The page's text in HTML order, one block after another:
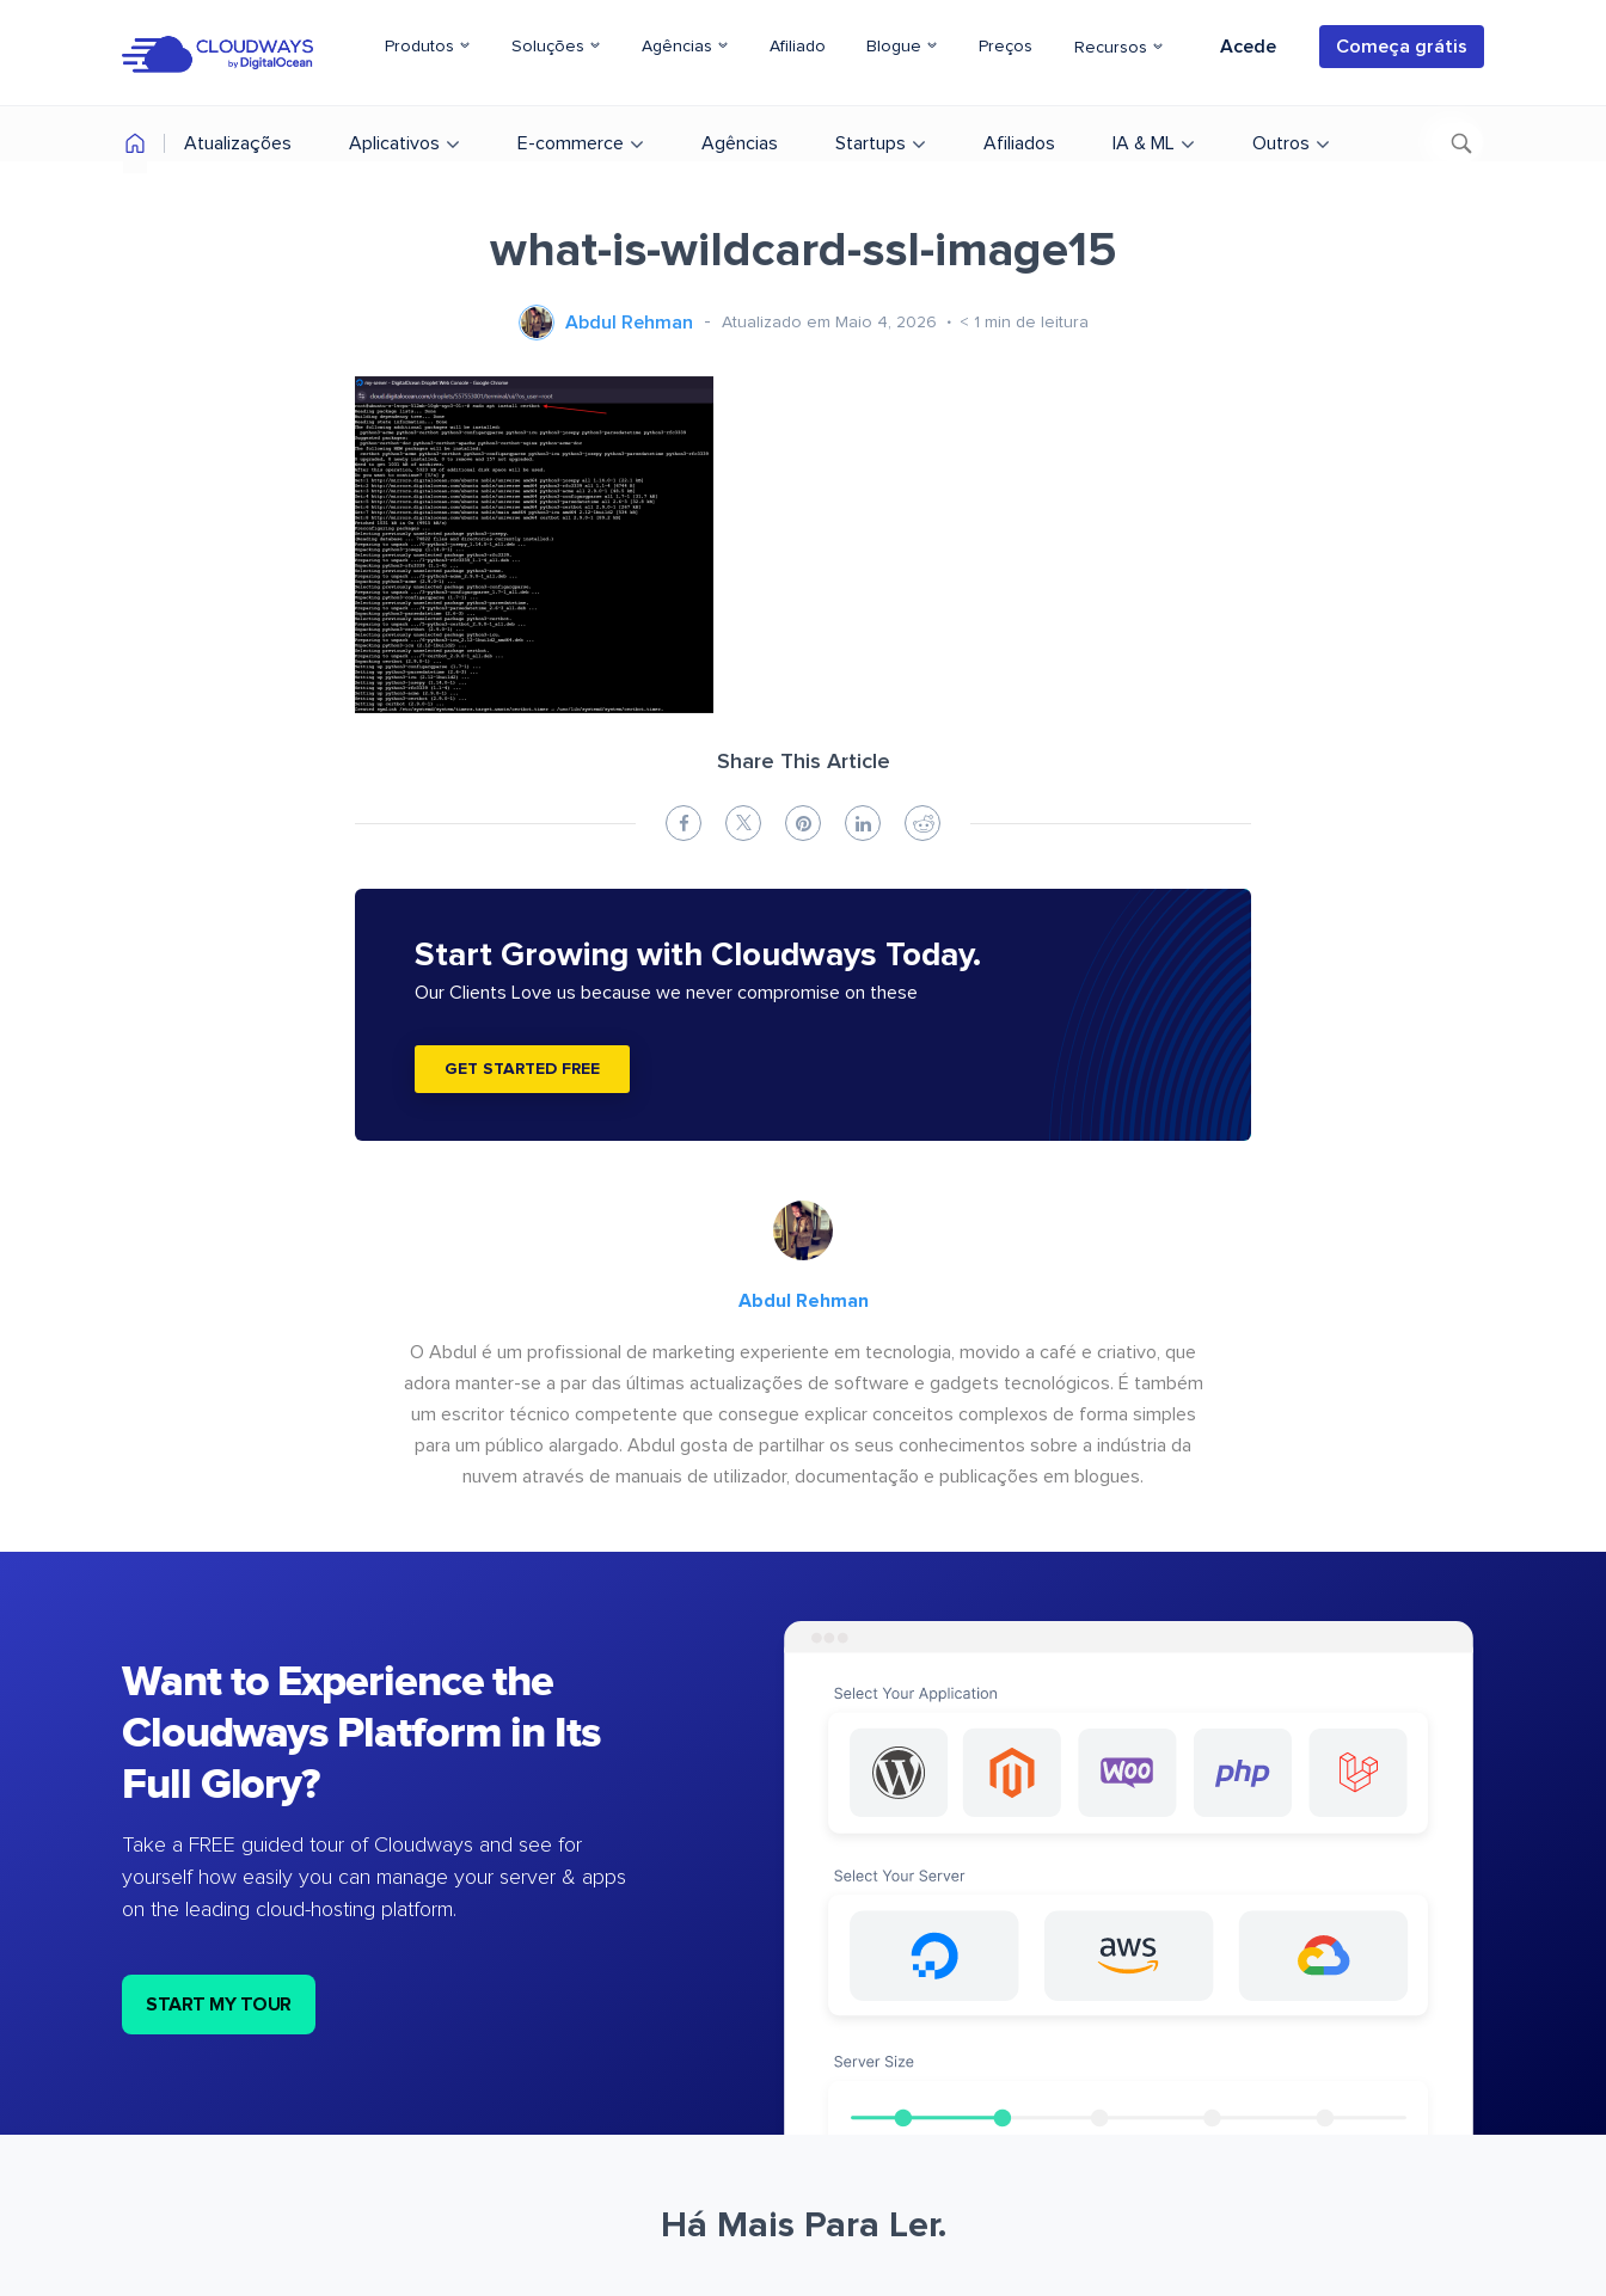
Produtos Soluções Agências Afiliado Blogue Preços Recursos Acede Começa grátis
Atualizações Aplicativos E-commerce Agências Startups Afiliados IA & ML Outros
what-is-wildcard-ssl-image15
Abdul Rehman Atualizado em Maio 4, 2026 < 1 min de leitura
Share This Article
Start Growing with Cloudways Today.
Our Clients Love us because we never compromise on these
GET STARTED FREE
Abdul Rehman
O Abdul é um profissional de marketing experiente em tecnologia, movido a café e criativo, que
adora manter-se a par das últimas actualizações de software e gadgets tecnológicos. É também
um escritor técnico competente que consegue explicar conceitos complexos de forma simples
para um público alargado. Abdul gosta de partilhar os seus conhecimentos sobre a indústria da
nuvem através de manuais de utilizador, documentação e publicações em blogues.
Want to Experience the
Cloudways Platform in Its
Full Glory?
Take a FREE guided tour of Cloudways and see for
yourself how easily you can manage your server & apps
on the leading cloud-hosting platform.
START MY TOUR
Há Mais Para Ler.